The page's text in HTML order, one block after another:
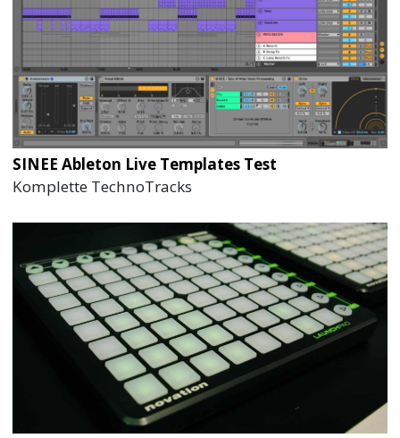
SINEE Ableton Live Templates Test
Komplette TechnoTracks